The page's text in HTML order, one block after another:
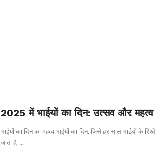
2025 में भाईयों का दिन: उत्सव और महत्व
भाईयों का दिन का महत्व भाईयों का दिन, जिसे हर साल भाईयों के
जाता है, ...